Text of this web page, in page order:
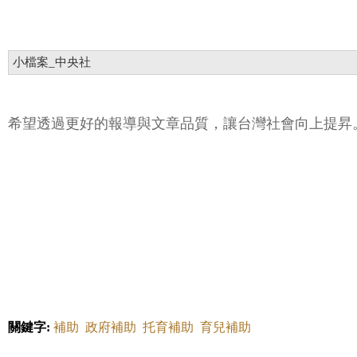
小檔案_中央社
希望透過更好的報導與文章品質，讓台灣社會向上提昇
關鍵字: 補助 政府補助 托育補助 育兒補助